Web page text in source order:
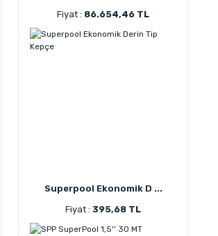
Fiyat : 86.654,46 TL
Superpool Ekonomik D ...
Fiyat :395,68 TL